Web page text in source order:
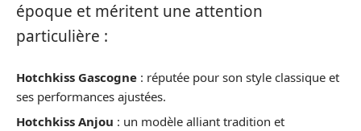
époque et méritent une attention
particulière :
Hotchkiss Gascogne : réputée pour son style classique et
ses performances ajustées.
Hotchkiss Anjou : un modèle alliant tradition et